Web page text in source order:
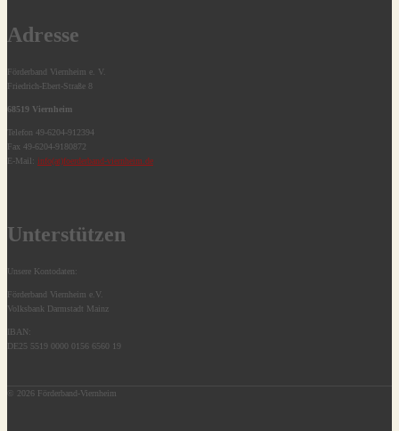
Adresse
Förderband Viernheim e. V.
Friedrich-Ebert-Straße 8
68519 Viernheim
Telefon 49-6204-912394
Fax 49-6204-9180872
E-Mail: info(at)foerderband-viernheim.de
Unterstützen
Unsere Kontodaten:
Förderband Viernheim e.V.
Volksbank Darmstadt Mainz
IBAN:
DE25 5519 0000 0156 6560 19
© 2026 Förderband-Viernheim